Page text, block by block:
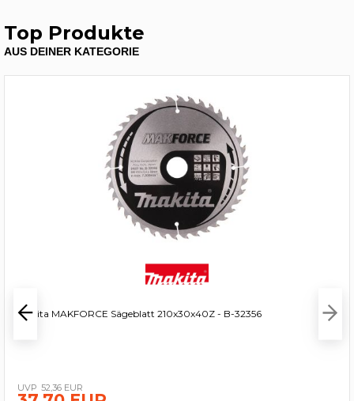
Top Produkte
AUS DEINER KATEGORIE
Makita MAKFORCE Sägeblatt 210x30x40Z - B-32356
52,36 EUR